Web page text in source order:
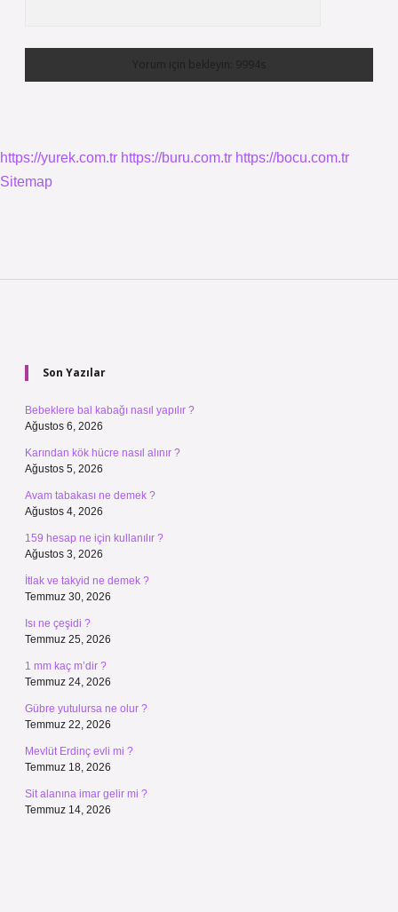
https://yurek.com.tr https://buru.com.tr https://bocu.com.tr
Sitemap
Son Yazılar
Bebeklere bal kabağı nasıl yapılır ?
Ağustos 6, 2026
Karından kök hücre nasıl alınır ?
Ağustos 5, 2026
Avam tabakası ne demek ?
Ağustos 4, 2026
159 hesap ne için kullanılır ?
Ağustos 3, 2026
İtlak ve takyid ne demek ?
Temmuz 30, 2026
Isı ne çeşidi ?
Temmuz 25, 2026
1 mm kaç m’dir ?
Temmuz 24, 2026
Gübre yutulursa ne olur ?
Temmuz 22, 2026
Mevlüt Erdinç evli mi ?
Temmuz 18, 2026
Sit alanına imar gelir mi ?
Temmuz 14, 2026